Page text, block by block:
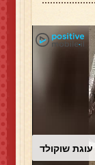
עוגת שוקולד